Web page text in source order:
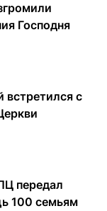
Господня
с
передал
100 семьям